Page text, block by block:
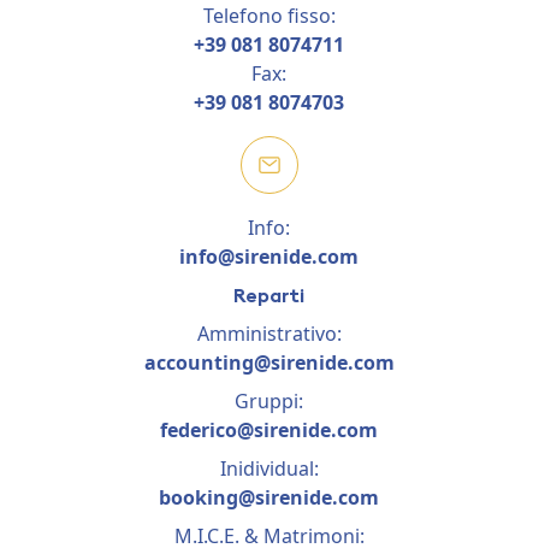
Telefono fisso:
+39 081 8074711
Fax:
+39 081 8074703
Info:
info@sirenide.com
Reparti
Amministrativo:
accounting@sirenide.com
Gruppi:
federico@sirenide.com
Inidividual:
booking@sirenide.com
M.I.C.E. & Matrimoni: